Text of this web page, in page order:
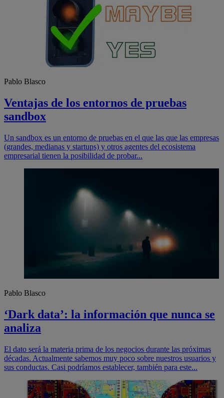
Pablo Blasco
Ventajas de los entornos de pruebas
sandbox
Un sandbox es un entorno de pruebas en el que las que las empresas
(grandes, medianas y startups) y otros agentes del ecosistema
empresarial tienen la posibilidad de probar...
Pablo Blasco
‘Dark data’: la información que nunca se
analiza
El dato será la materia prima de los negocios durante las próximas
décadas. Actualmente sabemos muy poco sobre nuestros usuarios y
sus conductas. Casi podríamos establecer, también para este...